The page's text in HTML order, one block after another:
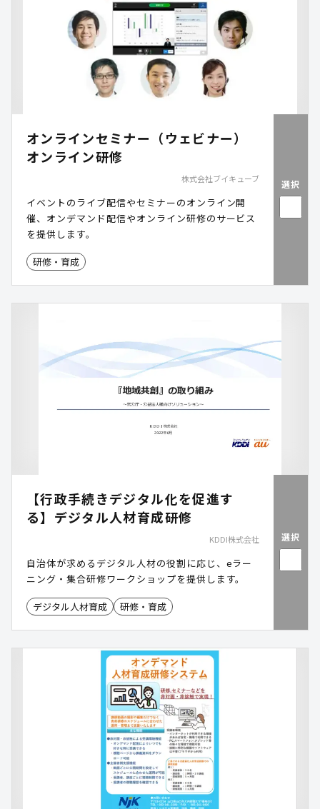
オンラインセミナー（ウェビナー）
オンライン研修
株式会社ブイキューブ
イベントのライブ配信やセミナーのオンライン開
催、オンデマンド配信やオンライン研修のサービス
を提供します。
研修・育成
選択
【行政手続きデジタル化を促進す
る】デジタル人材育成研修
KDDI株式会社
自治体が求めるデジタル人材の役割に応じ、eラー
ニング・集合研修ワークショップを提供します。
デジタル人材育成 研修・育成
選択